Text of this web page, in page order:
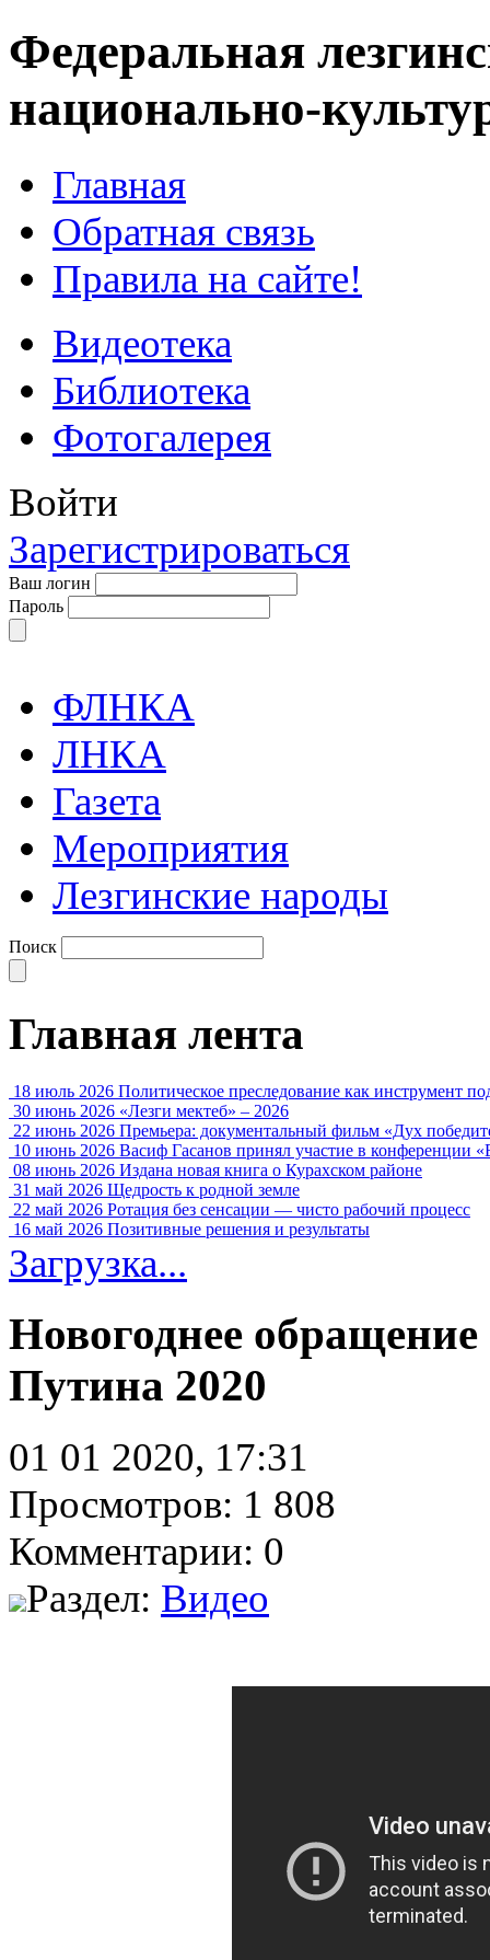
Федеральная
национально-
Главная
Обратная связь
Правила на сайте!
Видеотека
Библиотека
Фотогалерея
Войти
Зарегистрироваться
Ваш логин
Пароль
ФЛНКА
ЛНКА
Газета
Мероприятия
Лезгинские народы
Поиск
Главная лента
18 июль 2026 Политическое преследование как инструмент
30 июнь 2026 «Лезги мектеб» – 2026
22 июнь 2026 Премьера: документальный фильм «Дух
10 июнь 2026 Васиф Гасанов принял участие в конференции
08 июнь 2026 Издана новая книга о Курахском районе
31 май 2026 Щедрость к родной земле
22 май 2026 Ротация без сенсации — чисто рабочий процесс
16 май 2026 Позитивные решения и результаты
Загрузка...
Новогоднее
Путина 2020
01 01 2020, 17:31
Просмотров: 1 808
Комментарии: 0
Раздел: Видео